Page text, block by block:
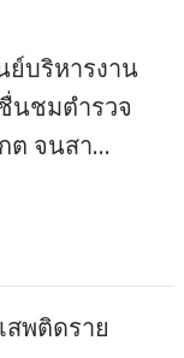
ย์บริหารงาน
นชมตำรวจ
ต จนสา…
สพติดราย